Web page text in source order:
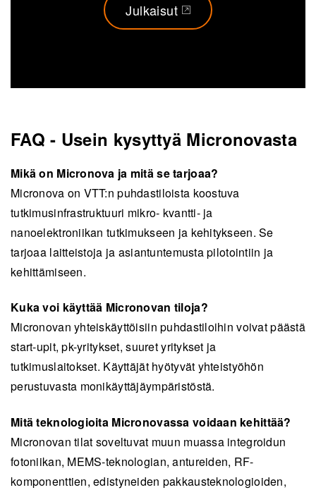
Julkaisut
(opens in a new tab)
FAQ - Usein kysyttyä Micronovasta
Mikä on Micronova ja mitä se tarjoaa?
Micronova on VTT:n puhdastiloista koostuva
tutkimusinfrastruktuuri mikro- kvantti- ja
nanoelektroniikan tutkimukseen ja kehitykseen. Se
tarjoaa laitteistoja ja asiantuntemusta pilotointiin ja
kehittämiseen.
Kuka voi käyttää Micronovan tiloja?
Micronovan yhteiskäyttöisiin puhdastiloihin voivat päästä
start-upit, pk-yritykset, suuret yritykset ja
tutkimuslaitokset. Käyttäjät hyötyvät yhteistyöhön
perustuvasta monikäyttäjäympäristöstä.
Mitä teknologioita Micronovassa voidaan kehittää?
Micronovan tilat soveltuvat muun muassa integroidun
fotoniikan, MEMS-teknologian, antureiden, RF-
komponenttien, edistyneiden pakkausteknologioiden,